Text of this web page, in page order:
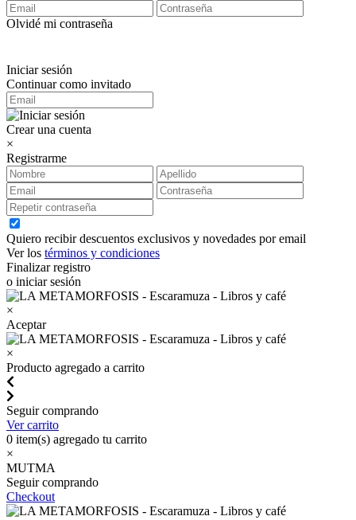
Olvidé mi contraseña
Iniciar sesión
Continuar como invitado
Crear una cuenta
×
Registrarme
Quiero recibir descuentos exclusivos y novedades por email
Ver los términos y condiciones
Finalizar registro
o iniciar sesión
×
Aceptar
×
Producto agregado a carrito
Seguir comprando
Ver carrito
0 item(s) agregado tu carrito
×
MUTMA
Seguir comprando
Checkout